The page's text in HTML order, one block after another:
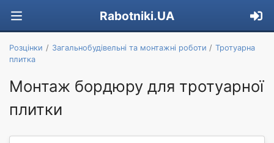
Rabotniki.UA
Розцінки Загальнобудівельні та монтажні роботи
Тротуарна
плитка
Монтаж бордюру для тротуарної
плитки